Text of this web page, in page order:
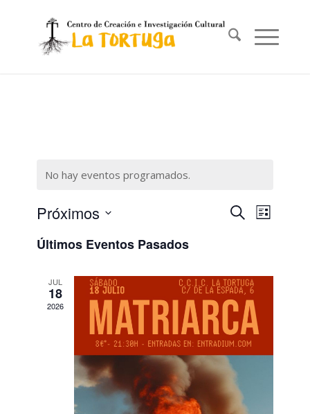
No hay eventos programados.
y
vistas
de
Eventos
Buscar
de
Lista
Próximos
la
Últimos Eventos Pasados
JUL
18
2026